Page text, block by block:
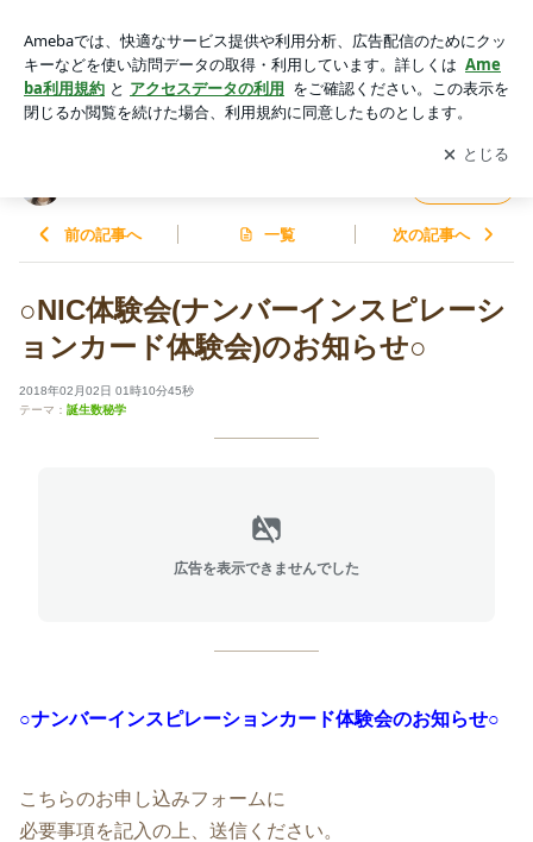
らせ○ | 運命の波乗りブログ
アプリをダウンロードして ブログの更新通知
を受け取りまし
ょう。
開く
前の記事へ 一覧 次の記事へ
○NIC体験会(ナンバーインスピレーシ
ョンカード体験会)のお知らせ○
2018年02月02日 01時10分45秒
テーマ： 誕生数秘学
広告を表示できませんでした
○ナンバーインスピレーションカード体験会のお知らせ○
こちらのお申し込みフォームに
必要事項を記入の上、送信ください。